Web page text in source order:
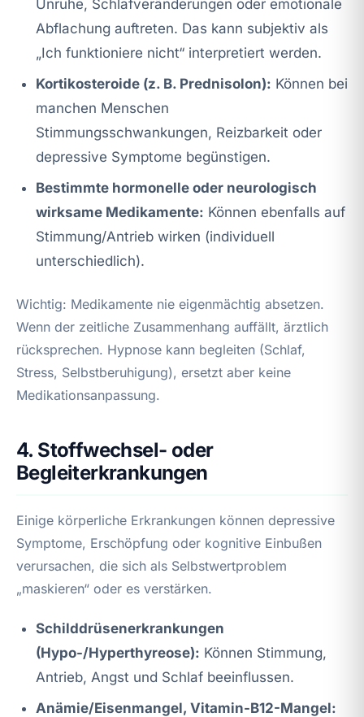
Unruhe, Schlafveränderungen oder emotionale
Abflachung auftreten. Das kann subjektiv als
„Ich funktioniere nicht“ interpretiert werden.
Kortikosteroide (z. B. Prednisolon): Können bei
manchen Menschen
Stimmungsschwankungen, Reizbarkeit oder
depressive Symptome begünstigen.
Bestimmte hormonelle oder neurologisch
wirksame Medikamente: Können ebenfalls auf
Stimmung/Antrieb wirken (individuell
unterschiedlich).
Wichtig: Medikamente nie eigenmächtig absetzen.
Wenn der zeitliche Zusammenhang auffällt, ärztlich
rücksprechen. Hypnose kann begleiten (Schlaf,
Stress, Selbstberuhigung), ersetzt aber keine
Medikationsanpassung.
4. Stoffwechsel- oder
Begleiterkrankungen
Einige körperliche Erkrankungen können depressive
Symptome, Erschöpfung oder kognitive Einbußen
verursachen, die sich als Selbstwertproblem
„maskieren“ oder es verstärken.
Schilddrüsenerkrankungen
(Hypo-/Hyperthyreose): Können Stimmung,
Antrieb, Angst und Schlaf beeinflussen.
Anämie/Eisenmangel, Vitamin-B12-Mangel: